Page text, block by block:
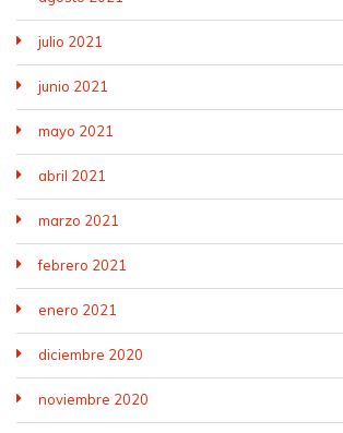
julio 2021
junio 2021
mayo 2021
abril 2021
marzo 2021
febrero 2021
enero 2021
diciembre 2020
noviembre 2020